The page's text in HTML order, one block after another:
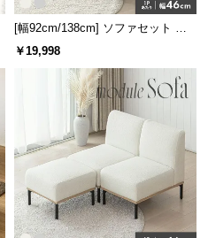
[幅92cm/138cm] ソファセット レ
イアウト自由！選べる4セット
￥19,998